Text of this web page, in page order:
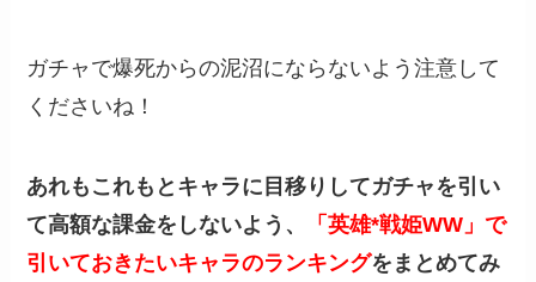
ガチャで爆死からの泥沼にならないよう注意して
くださいね！
あれもこれもとキャラに目移りしてガチャを引い
て高額な課金をしないよう、
「英雄*戦姫WW」で
引いておきたいキャラのランキングをまとめてみ